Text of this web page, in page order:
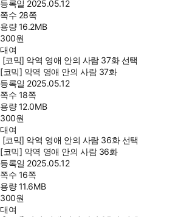
등록일 2025.05.12
쪽수 28쪽
용량16.2MB
300원
대여
[코믹] 악역 영애 안의 사람 37화 선택
[코믹] 악역 영애 안의 사람 37화
등록일 2025.05.12
쪽수 18쪽
용량12.0MB
300원
대여
[코믹] 악역 영애 안의 사람 36화 선택
[코믹] 악역 영애 안의 사람 36화
등록일 2025.05.12
쪽수 16쪽
용량11.6MB
300원
대여